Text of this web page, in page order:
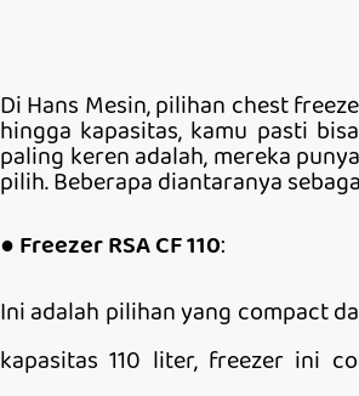
Di Hans Mesin, pilihan chest
hingga kapasitas, kamu pasti
paling keren adalah, mereka
pilih. Beberapa diantaranya
●Freezer RSA CF 110:
Ini adalah pilihan yang compact
kapasitas 110 liter, freezer ini